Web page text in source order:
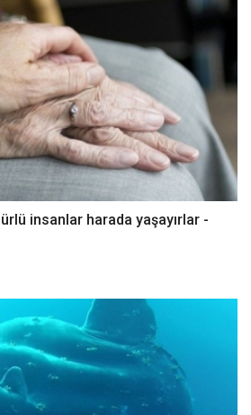
insanlar harada yaşayırlar -